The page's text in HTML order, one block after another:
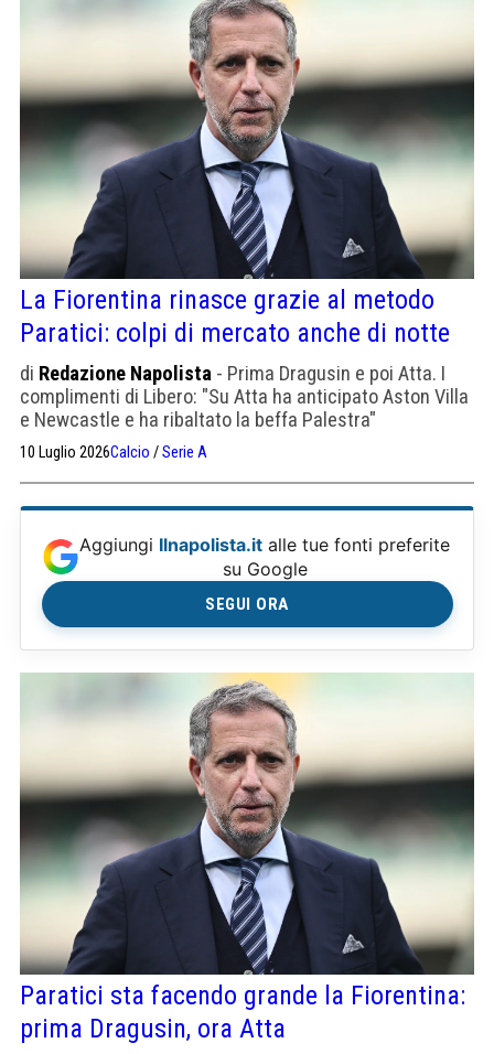
La Fiorentina rinasce grazie al metodo
Paratici: colpi di mercato anche di notte
di Redazione Napolista - Prima Dragusin e poi Atta. I
complimenti di Libero: "Su Atta ha anticipato Aston Villa
e Newcastle e ha ribaltato la beffa Palestra"
10 Luglio 2026Calcio /Serie A
Aggiungi Ilnapolista.it alle tue fonti preferite
su Google
SEGUI ORA
Paratici sta facendo grande la Fiorentina:
prima Dragusin, ora Atta